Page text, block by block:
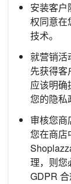
安装客
权同意在
技术。
就营销活
先获得客
应该明确
您的隐私
审核您商
您在商店
理，则您
GDPR 合